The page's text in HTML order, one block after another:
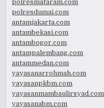
polresmataram.com
polresdumai.com
antamjakarta.com
antambekasi.com
antambogor.com
antampalembang.com
antammedan.com
yayasanarrohmah.com
yayasanpkbm.com
yayasanmambaulirsyad.com
yayasanabm.com